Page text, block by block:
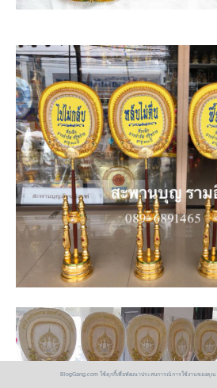
BlogGang.com ใช้คุกกี้เพื่อพัฒนาประสบการณ์การใช้งานของคุณ